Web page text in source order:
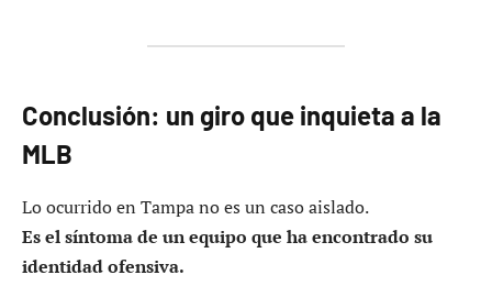
Conclusión: un giro que inquieta a la
MLB
Lo ocurrido en Tampa no es un caso aislado.
Es el síntoma de un equipo que ha encontrado su
identidad ofensiva.